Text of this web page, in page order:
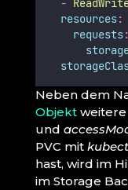
-
resources:
requests:
Neben dem
Objektweitere
und
PVC mit
hast, wird im
im Storage